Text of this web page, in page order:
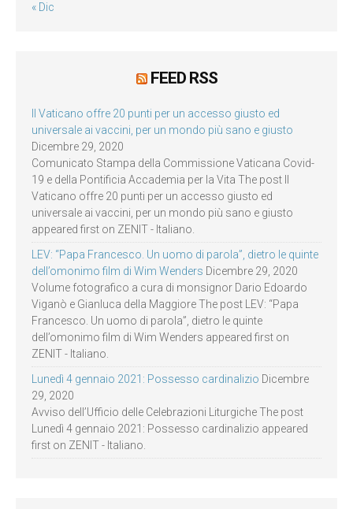
« Dic
FEED RSS
Il Vaticano offre 20 punti per un accesso giusto ed
universale ai vaccini, per un mondo più sano e giusto
Dicembre 29, 2020
Comunicato Stampa della Commissione Vaticana Covid-
19 e della Pontificia Accademia per la Vita The post Il
Vaticano offre 20 punti per un accesso giusto ed
universale ai vaccini, per un mondo più sano e giusto
appeared first on ZENIT - Italiano.
LEV: “Papa Francesco. Un uomo di parola”, dietro le quinte
dell’omonimo film di Wim Wenders Dicembre 29, 2020
Volume fotografico a cura di monsignor Dario Edoardo
Viganò e Gianluca della Maggiore The post LEV: “Papa
Francesco. Un uomo di parola”, dietro le quinte
dell’omonimo film di Wim Wenders appeared first on
ZENIT - Italiano.
Lunedì 4 gennaio 2021: Possesso cardinalizio Dicembre
29, 2020
Avviso dell’Ufficio delle Celebrazioni Liturgiche The post
Lunedì 4 gennaio 2021: Possesso cardinalizio appeared
first on ZENIT - Italiano.